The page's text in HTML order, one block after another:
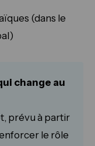
(dans le
change au
prévu à partir
le rôle